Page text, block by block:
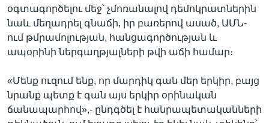
օգտագործելու մեջ՝ չմոռանալով դեմոկրատներին
նաև մեղադրել գնաճի, իր բառերով ասած, ԱՄՆ-
ում թմրամոլության, հանցագործության և
ապօրինի ներգաղթյալների թվի աճի համար։
«Մենք ուզում ենք, որ մարդիկ գան մեր երկիր, բայց
նրանք պետք է գան այս երկիր օրինական
ճանապարհով»,- ընդգծել է հանրապետականների